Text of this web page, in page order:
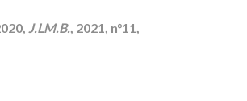
J.LM.B., 2021, n°11,